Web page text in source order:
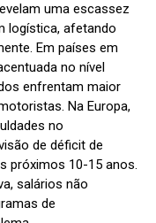
uma escassez
logística, afetando
Em países em
no nível
enfrentam maior
Na Europa,
no
de déficit de
próximos 10-15 anos.
salários não
de